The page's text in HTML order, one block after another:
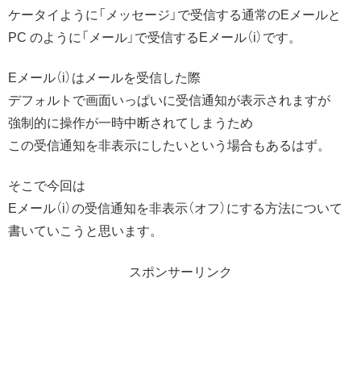
ケータイように「メッセージ」で受信する通常のEメールと
PC のように「メール」で受信するEメール（i）です。
Eメール（i）はメールを受信した際
デフォルトで画面いっぱいに受信通知が表示されますが
強制的に操作が一時中断されてしまうため
この受信通知を非表示にしたいという場合もあるはず。
そこで今回は
Eメール（i）の受信通知を非表示（オフ）にする方法について
書いていこうと思います。
スポンサーリンク